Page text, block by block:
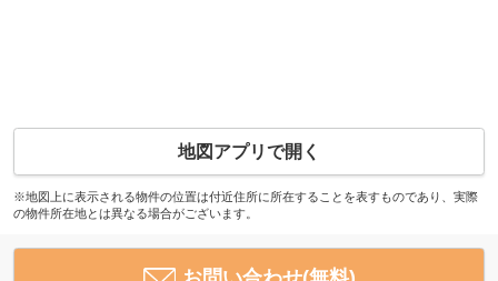
地図アプリで開く
※地図上に表示される物件の位置は付近住所に所在することを表すものであり、実際
の物件所在地とは異なる場合がございます。